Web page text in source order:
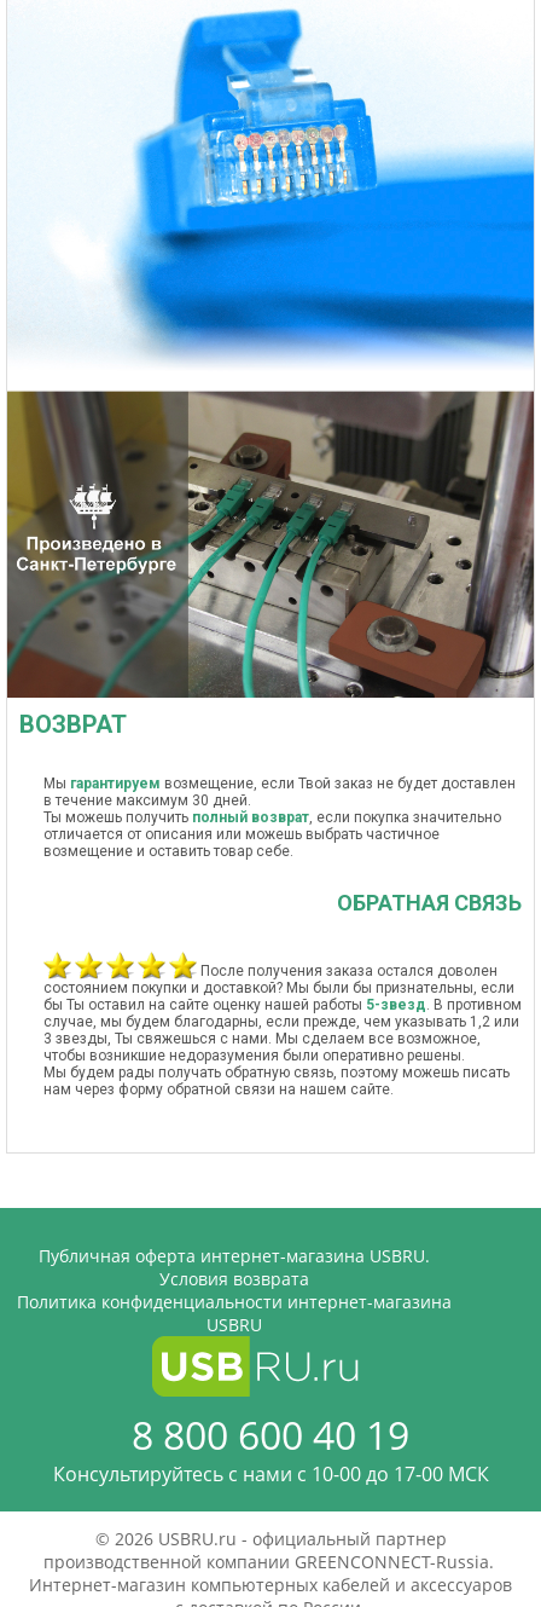
ВОЗВРАТ
Мы гарантируем возмещение, если Твой заказ не будет доставлен
в течение максимум 30 дней.
Ты можешь получить полный возврат , если покупка значительно
отличается от описания или можешь выбрать частичное
возмещение и оставить товар себе.
ОБРАТНАЯ СВЯЗЬ
После получения заказа остался доволен
состоянием покупки и доставкой? Мы были бы признательны, если
бы Ты оставил на сайте оценку нашей работы 5-звезд . В противном
случае, мы будем благодарны, если прежде, чем указывать 1,2 или
3 звезды, Ты свяжешься с нами. Мы сделаем все возможное,
чтобы возникшие недоразумения были оперативно решены.
Мы будем рады получать обратную связь, поэтому можешь писать
нам через форму обратной связи на нашем сайте.
Публичная оферта интернет-магазина USBRU.
Условия возврата
Политика конфиденциальности интернет-магазина
USBRU
8 800 600 40 19
Консультируйтесь с нами c 10-00 до 17-00 МСК
© 2026 USBRU.ru - официальный партнер
производственной компании GREENCONNECT-Russia.
Интернет-магазин компьютерных кабелей и аксессуаров